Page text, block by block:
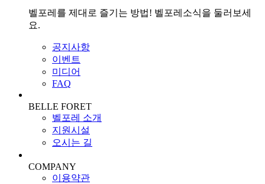
벨포레를 제대로 즐기는 방법! 벨포레소식을 둘러보세
요.
공지사항
이벤트
미디어
FAQ
BELLE FORET
벨포레 소개
지원시설
오시는 길
COMPANY
이용약관